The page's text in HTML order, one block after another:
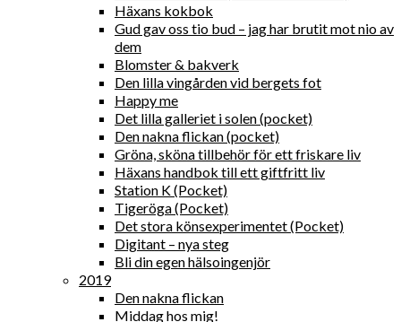
Häxans kokbok
Gud gav oss tio bud – jag har brutit mot nio av
dem
Blomster & bakverk
Den lilla vingården vid bergets fot
Happy me
Det lilla galleriet i solen (pocket)
Den nakna flickan (pocket)
Gröna, sköna tillbehör för ett friskare liv
Häxans handbok till ett giftfritt liv
Station K (Pocket)
Tigeröga (Pocket)
Det stora könsexperimentet (Pocket)
Digitant – nya steg
Bli din egen hälsoingenjör
2019
Den nakna flickan
Middag hos mig!